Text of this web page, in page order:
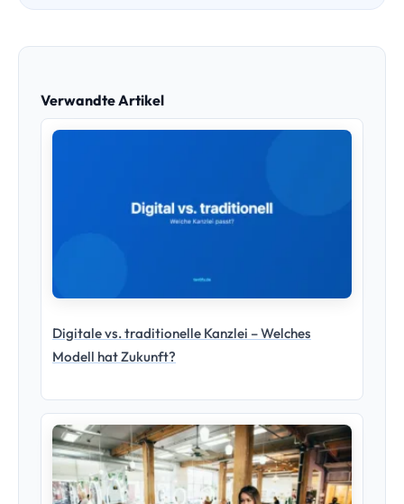
Verwandte Artikel
Digitale vs. traditionelle Kanzlei – Welches
Modell hat Zukunft?